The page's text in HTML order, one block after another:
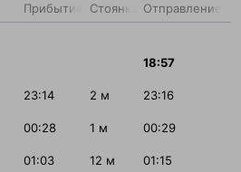
Прибытие Стоянка
Отправление
18:57
23:14 2 м 23:16
00:28 1 м 00:29
01:03 12 м 01:15